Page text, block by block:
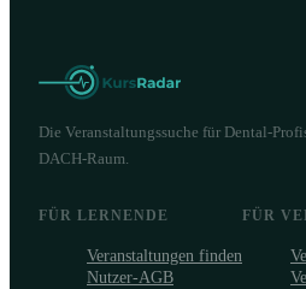
Die Veranstaltungssuche für Dental-
DACH-Raum.
FÜR LERNENDE
Veranstaltungen finden
Nutzer-AGB
FÜR